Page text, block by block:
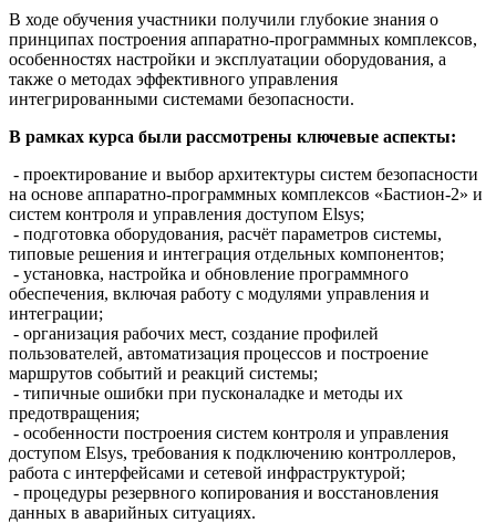
В ходе обучения участники получили глубокие знания о
принципах построения аппаратно-программных комплексов,
особенностях настройки и эксплуатации оборудования, а
также о методах эффективного управления
интегрированными системами безопасности.
В рамках курса были рассмотрены ключевые аспекты:
- проектирование и выбор архитектуры систем безопасности
на основе аппаратно-программных комплексов «Бастион-2» и
систем контроля и управления доступом Elsys;
- подготовка оборудования, расчёт параметров системы,
типовые решения и интеграция отдельных компонентов;
- установка, настройка и обновление программного
обеспечения, включая работу с модулями управления и
интеграции;
- организация рабочих мест, создание профилей
пользователей, автоматизация процессов и построение
маршрутов событий и реакций системы;
- типичные ошибки при пусконаладке и методы их
предотвращения;
- особенности построения систем контроля и управления
доступом Elsys, требования к подключению контроллеров,
работа с интерфейсами и сетевой инфраструктурой;
- процедуры резервного копирования и восстановления
данных в аварийных ситуациях.